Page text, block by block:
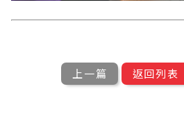
上一篇 返回列表